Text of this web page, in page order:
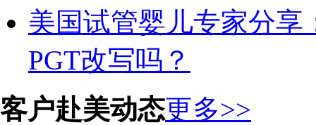
美国试管婴儿专家分享
PGT改写吗？
客户赴美动态更多>>